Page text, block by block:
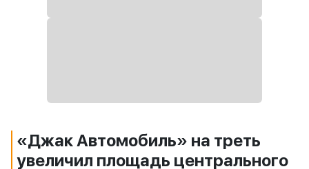
«Джак Автомобиль» на треть
увеличил площадь центрального